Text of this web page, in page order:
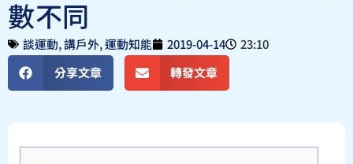
數不同
談運動,講戶外,運動知能 2019-04-14
23:10
分享文章
轉發文章